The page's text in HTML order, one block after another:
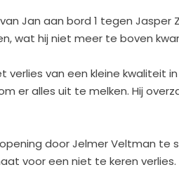
Jan aan bord 1 tegen Jasper
wat hij niet meer te boven
van een kleine kwaliteit
er alles uit te melken. Hij
door Jelmer Veltman te
voor een niet te keren verlies.